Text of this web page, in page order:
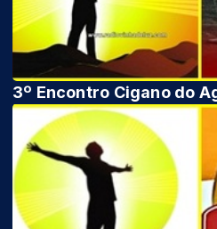
3º Encontro Cigano do